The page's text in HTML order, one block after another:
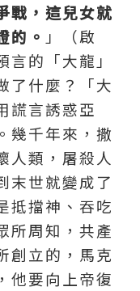
戰，這兒女就
的。 」（啟
的「大龍」
了什麼？「大
謊言誘惑亞
幾千年來，撒
人類，屠殺人
末世就變成了
抵擋神、吞吃
所周知，共產
創立的，馬克
他要向上帝復